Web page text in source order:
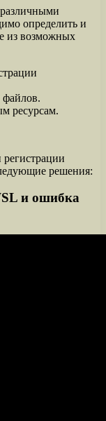
определить и
из возможных
ресурсам.
решения:
и ошибка